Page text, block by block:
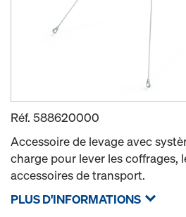
Réf. 588620000
Accessoire de levage avec
charge pour lever les coffrages,
accessoires de transport.
PLUS D'INFORMATIONS